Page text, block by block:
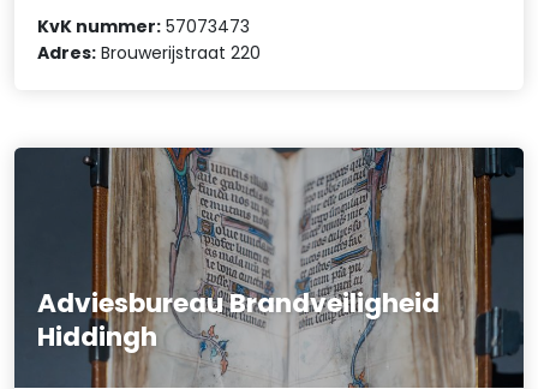
KvK nummer: 57073473
Adres: Brouwerijstraat 220
Adviesbureau Brandveiligheid
Hiddingh